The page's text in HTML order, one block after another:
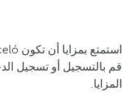
استمتع بمزايا أن تكون MyBarceló
قم بالتسجيل أو تسجيل
المزايا.